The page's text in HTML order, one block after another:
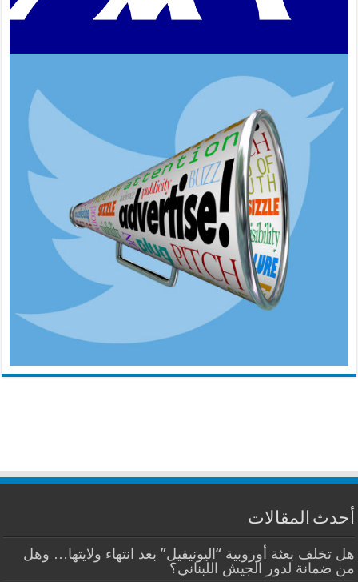
أحدث المقالات
هل تخلف بعثة أوروبية “اليونيفيل” بعد انتهاء ولايتها… وهل
من ضمانة لدور الجيش اللبناني؟